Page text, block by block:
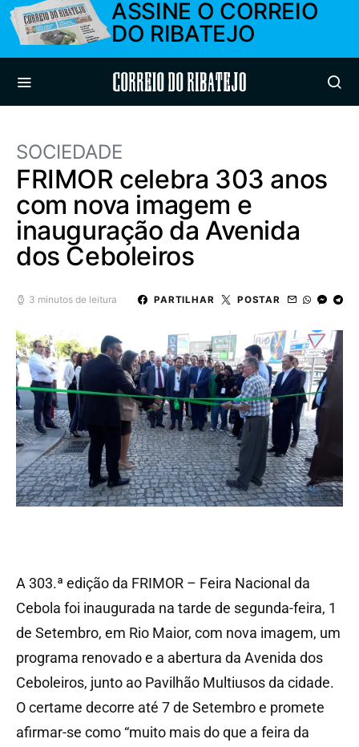
ASSINE O CORREIO
DO RIBATEJO
Correio do Ribatejo
SOCIEDADE
FRIMOR celebra 303 anos
com nova imagem e
inauguração da Avenida
dos Ceboleiros
3 minutos de leitura PARTILHAR POSTAR
A 303.ª edição da FRIMOR – Feira Nacional da
Cebola foi inaugurada na tarde de segunda-feira, 1
de Setembro, em Rio Maior, com nova imagem, um
programa renovado e a abertura da Avenida dos
Ceboleiros, junto ao Pavilhão Multiusos da cidade.
O certame decorre até 7 de Setembro e promete
afirmar-se como “muito mais do que a feira da